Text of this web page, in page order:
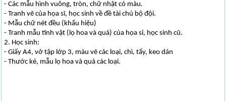
- Các mẫu hình vuông, tròn, chữ nhật có màu.
- Tranh vẽ của họa sĩ, học sinh về đề tài chú bộ đội.
- Mẫu chữ nét đều (khẩu hiệu)
- Tranh mẫu tĩnh vật (lọ hoa và quả) của họa sỉ, học sinh cũ.
2. Học sinh:
- Giấy A4, vở tập lớp 3, màu vẽ các loại, chì, tẩy, keo dán
- Thước kẻ, mẫu lọ hoa và quả các loại.